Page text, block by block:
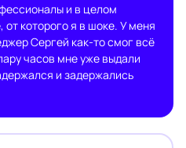
и в целом
которого я в шоке. У меня
Сергей как-то смог всё
часов мне уже выдали
и задержались